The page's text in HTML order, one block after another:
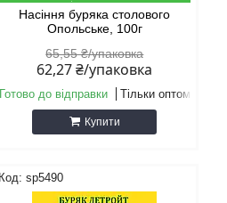
Насіння буряка столового
Опольське, 100г
65,55 ₴/упаковка
62,27 ₴/упаковка
Готово до відправки Тільки оптом
Купити
sp5490